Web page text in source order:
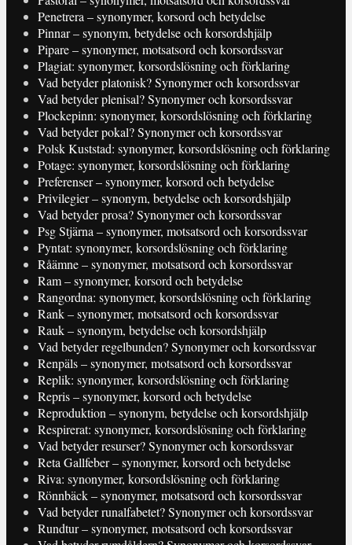
Penetrera – synonymer, korsord och betydelse
Pinnar – synonym, betydelse och korsordshjälp
Pipare – synonymer, motsatsord och korsordssvar
Plagiat: synonymer, korsordslösning och förklaring
Vad betyder platonisk? Synonymer och korsordssvar
Vad betyder plenisal? Synonymer och korsordssvar
Plockepinn: synonymer, korsordslösning och förklaring
Vad betyder pokal? Synonymer och korsordssvar
Polsk Kuststad: synonymer, korsordslösning och förklaring
Potage: synonymer, korsordslösning och förklaring
Preferenser – synonymer, korsord och betydelse
Privilegier – synonym, betydelse och korsordshjälp
Vad betyder prosa? Synonymer och korsordssvar
Psg Stjärna – synonymer, motsatsord och korsordssvar
Pyntat: synonymer, korsordslösning och förklaring
Råämne – synonymer, motsatsord och korsordssvar
Ram – synonymer, korsord och betydelse
Rangordna: synonymer, korsordslösning och förklaring
Rank – synonymer, motsatsord och korsordssvar
Rauk – synonym, betydelse och korsordshjälp
Vad betyder regelbunden? Synonymer och korsordssvar
Renpäls – synonymer, motsatsord och korsordssvar
Replik: synonymer, korsordslösning och förklaring
Repris – synonymer, korsord och betydelse
Reproduktion – synonym, betydelse och korsordshjälp
Respirerat: synonymer, korsordslösning och förklaring
Vad betyder resurser? Synonymer och korsordssvar
Reta Gallfeber – synonymer, korsord och betydelse
Riva: synonymer, korsordslösning och förklaring
Rönnbäck – synonymer, motsatsord och korsordssvar
Vad betyder runalfabetet? Synonymer och korsordssvar
Rundtur – synonymer, motsatsord och korsordssvar